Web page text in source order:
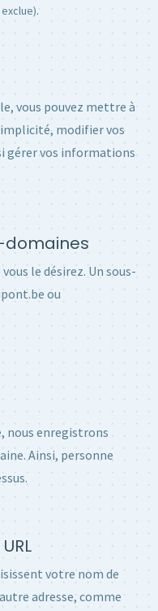
.
vous pouvez mettre à
modifier vos
gérer vos informations
domaines
le désirez. Un sous-
ou
nous enregistrons
Ainsi, personne
votre nom de
adresse, comme